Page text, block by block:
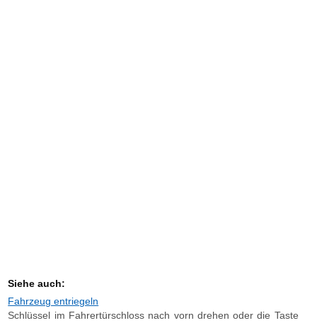
Siehe auch:
Fahrzeug entriegeln
Schlüssel im Fahrertürschloss nach vorn drehen oder die Taste